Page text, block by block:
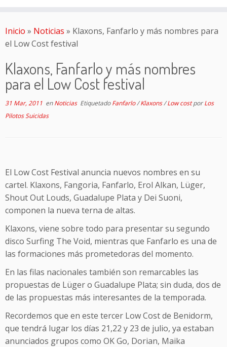
Inicio » Noticias » Klaxons, Fanfarlo y más nombres para
el Low Cost festival
Klaxons, Fanfarlo y más nombres
para el Low Cost festival
31 Mar, 2011 enNoticias EtiquetadoFanfarlo/Klaxons/Low costporLos
Pilotos Suicidas
El Low Cost Festival anuncia nuevos nombres en su
cartel. Klaxons, Fangoria, Fanfarlo, Erol Alkan, Lüger,
Shout Out Louds, Guadalupe Plata y Dei Suoni,
componen la nueva terna de altas.
Klaxons, viene sobre todo para presentar su segundo
disco Surfing The Void, mientras que Fanfarlo es una de
las formaciones más prometedoras del momento.
En las filas nacionales también son remarcables las
propuestas de Lüger o Guadalupe Plata; sin duda, dos de
de las propuestas más interesantes de la temporada.
Recordemos que en este tercer Low Cost de Benidorm,
que tendrá lugar los días 21,22 y 23 de julio, ya estaban
anunciados grupos como OK Go, Dorian, Maika